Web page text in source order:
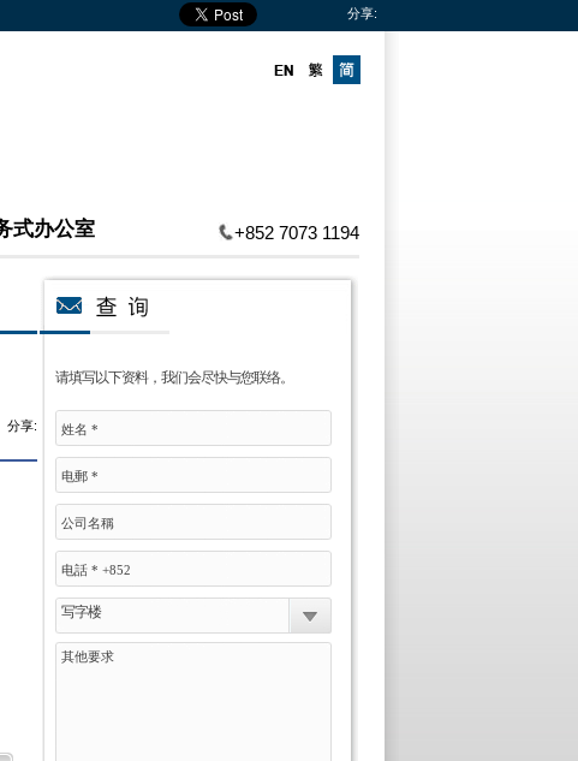
分享:
式办公室 +852 7073 1194
请填写以下资料，我们会尽快与您联络。
写字楼
分享: